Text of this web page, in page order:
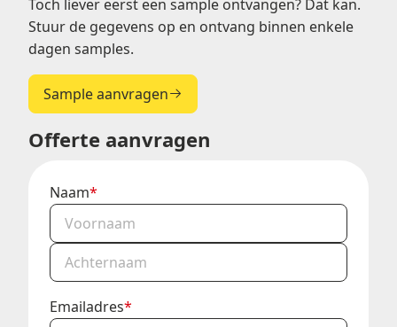
Toch liever eerst een sample ontvangen? Dat kan.
Stuur de gegevens op en ontvang binnen enkele
dagen samples.
Sample aanvragen
Offerte aanvragen
Naam*
Voornaam
Emailadres*